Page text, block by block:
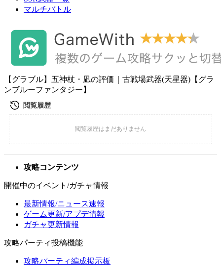
マルチバトル
【グラブル】五神杖・凪の評価｜古戦場武器(天星器)【グラ
ンブルーファンタジー】
攻略コンテンツ
開催中のイベント/ガチャ情報
最新情報/ニュース速報
ゲーム更新/アプデ情報
ガチャ更新情報
攻略パーティ投稿機能
攻略パーティ編成掲示板